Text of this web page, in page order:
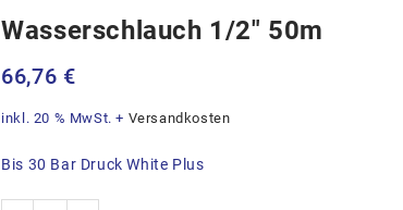
Wasserschlauch 1/2″ 50m
66,76 €
inkl. 20 % MwSt. + Versandkosten
Bis 30 Bar Druck White Plus